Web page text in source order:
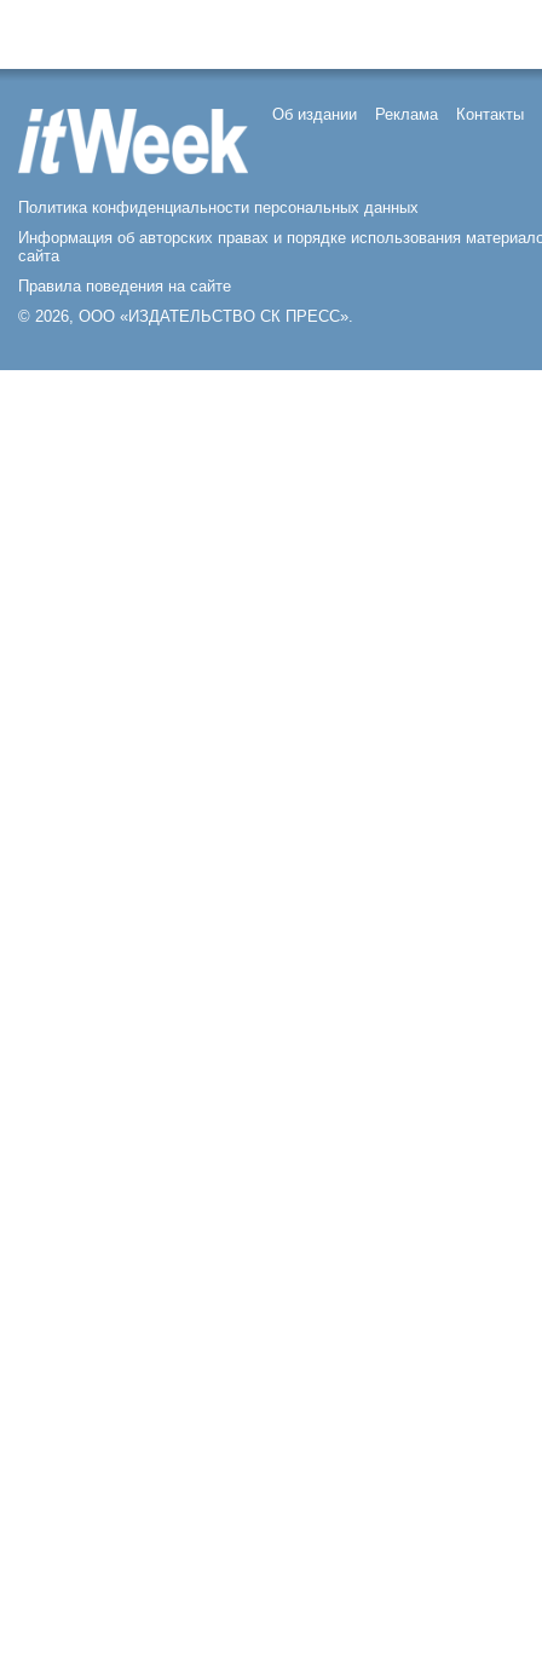
Об издании Реклама Контакты
Политика конфиденциальности персональных данных
Информация об авторских правах и порядке использования
сайта
Правила поведения на сайте
© 2026, ООО «ИЗДАТЕЛЬСТВО СК ПРЕСС».